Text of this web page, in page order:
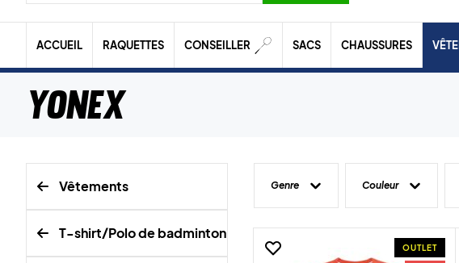
ACCUEIL RAQUETTES CONSEILLER SACS CHAUSSURES
Yonex
Vêtements
T-shirt/Polo de badminton
Genre Couleur
OUTLET